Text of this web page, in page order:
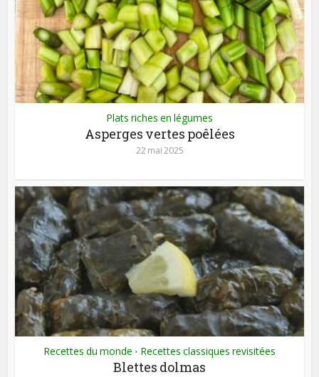
Plats riches en légumes
Asperges vertes poêlées
22 mai 2025
Recettes du monde • Recettes classiques revisitées
Blettes dolmas